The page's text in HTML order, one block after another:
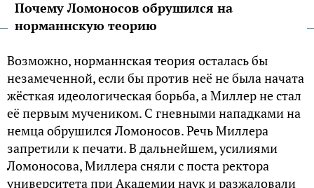
Почему Ломоносов обрушился на
норманнскую теорию
Возможно, норманнская теория осталась бы
незамеченной, если бы против неё не была начата
жёсткая идеологическая борьба, а Миллер не стал
её первым мучеником. С гневными нападками на
немца обрушился Ломоносов. Речь Миллера
запретили к печати. В дальнейшем, усилиями
Ломоносова, Миллера сняли с поста ректора
университета при Академии наук и разжаловали